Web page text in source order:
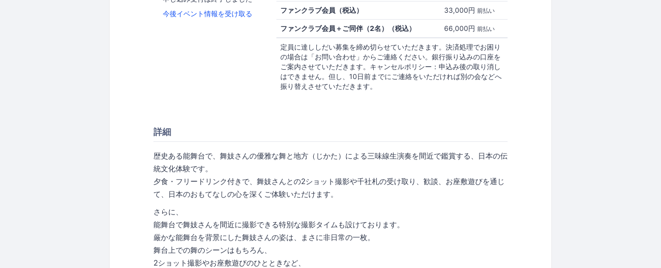
今後イベント情報を受け取る
ファンクラブ会員（税込） 33,000円 前払い
ファンクラブ会員＋ご同伴（2名）（税込） 66,000円 前払い
定員に達ししだい募集を締め切らせていただきます。決済処理でお困り
の場合は「お問い合わせ」からご連絡ください。銀行振り込みの口座を
ご案内させていただきます。キャンセルポリシー：申込み後の取り消し
はできません。但し、10日前までにご連絡をいただければ別の会などへ
振り替えさせていただきます。
詳細
歴史ある能舞台で、舞妓さんの優雅な舞と地方（じかた）による三味線生演奏を間近で鑑賞する、日本の伝
統文化体験です。
夕食・フリードリンク付きで、舞妓さんとの2ショット撮影や千社札の受け取り、歓談、お座敷遊びを通じ
て、日本のおもてなしの心を深くご体験いただけます。
さらに、
能舞台で舞妓さんを間近に撮影できる特別な撮影タイムも設けております。
厳かな能舞台を背景にした舞妓さんの姿は、まさに非日常の一枚。
舞台上での舞のシーンはもちろん、
2ショット撮影やお座敷遊びのひとときなど、